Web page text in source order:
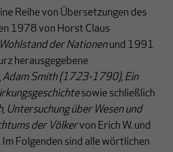
Reihe von Übersetzungen des
1978 von Horst Claus
der Nationenund 1991
herausgegebene
Adam Smith (1723-1790), Ein
sowie schließlich
Untersuchung über Wesen und
der Völkervon Erich W. und
Folgenden sind alle wörtlichen